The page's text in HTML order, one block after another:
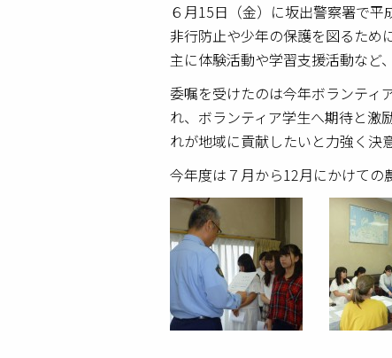
６月15日（金）に坂出警察署で
非行防止や少年の保護を図るため
主に体験活動や学習支援活動など
委嘱を受けたのは今年ボランティ
れ、ボランティア学生へ期待と激
れが地域に貢献したいと力強く決
今年度は７月から12月にかけての